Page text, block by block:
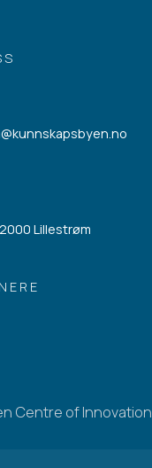
Lillestrøm
Centre of Innovation